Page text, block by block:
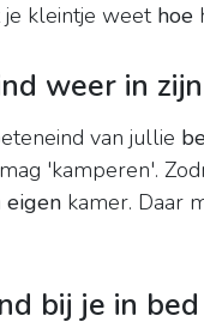
je kleintje weet hoe
weer in
van jullie
'kamperen'.
eigen kamer. Daar
bij je in